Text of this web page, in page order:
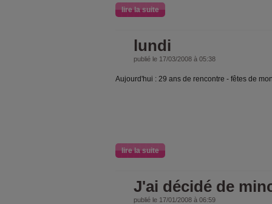
lire la suite
lundi
publié le 17/03/2008 à 05:38
Aujourd'hui : 29 ans de rencontre - fêtes de
lire la suite
J'ai décidé de
publié le 17/01/2008 à 06:59